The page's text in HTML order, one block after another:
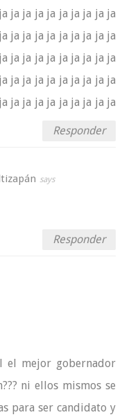
ja ja ja ja ja ja ja ja ja
ja ja ja ja ja ja ja ja ja
ja ja ja ja ja ja ja ja ja
ja ja ja ja ja ja ja ja ja
ja ja ja ja ja ja ja ja ja
Responder
Responder
el mejor gobernador
ni ellos mismos se
para ser candidato y